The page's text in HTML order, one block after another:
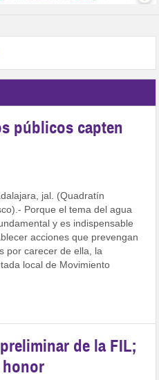
públicos capten
jal. (Quadratín
Porque el tema del agua
y es indispensable
acciones que prevengan
por carecer de ella, la
local de Movimiento
de la FIL;